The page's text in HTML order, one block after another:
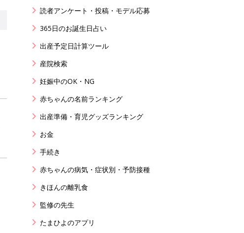
読者アンケート・投稿・モデル応募
365日のお誕生日占い
出産予定日計算ツール
産院検索
妊娠中のOK・NG
赤ちゃんの名前ランキング
出産準備・育児グッズランキング
お金
手続き
赤ちゃんの病気・症状別・予防接種
きほんの離乳食
監修の先生
たまひよのアプリ